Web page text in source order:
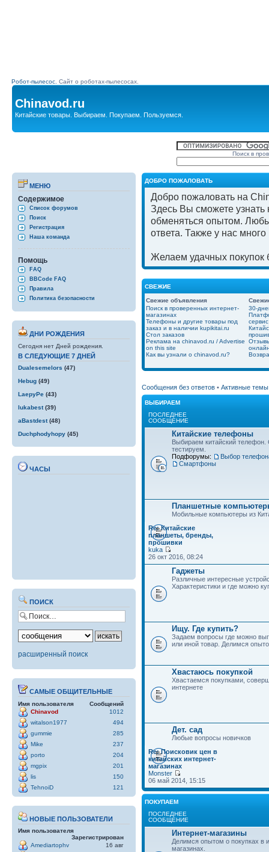
Робот-пылесос. Сайт о роботах-пылесосах.
Chinavod.ru
Китайские товары. Выбираем. Покупаем. Пользуемся.
Поиск в
МЕНЮ
Содержимое
Список форумов
Поиск
Регистрация
Наша команда
Помощь
FAQ
BBCode FAQ
Правила
Политика безопасности
ДНИ РОЖДЕНИЯ
Сегодня нет Дней рождения.
В СЛЕДУЮЩИЕ 7 ДНЕЙ
Dualesemelors (47)
Hebug (49)
LaepyPe (43)
lukabest(39)
aBastdest(48)
Duchphodyhopy (45)
ЧАСЫ
ПОИСК
расширенный поиск
САМЫЕ ОБЩИТЕЛЬНЫЕ
Имя пользователя
Сообщений
Chinavod
1012
witalson1977
494
gummie
285
Mike
237
porto
204
mgpix
201
lis
150
TehnoiD
121
НОВЫЕ ПОЛЬЗОВАТЕЛИ
Имя пользователя
Зарегистрирован
Amediartophv
16 авг
ДОБРО ПОЖАЛОВАТЬ
Добро пожаловать на
Здесь Вы сможете узнать
обменяться опытом.
ответа. Также у нас
Желаем удачных покупок
СВЕЖИЕ
Свежие объявления
Поиск в проверенных интернет-
магазинах
Телефоны и другие товары под
заказ и в наличии kupikitai.ru
Стол заказов
Реклама на chinavod.ru / Advertise
on this site
Как вы узнали о chinavod.ru?
30-
Сообщения без ответов • Активные темы
ВЫБИРАЕМ
ПОСЛЕДНЕЕ
СООБЩЕНИЕ
Китайские телефоны
Выбираем китайский телефон.
тестируем.
Подфорумы:
Выбор
Смартфоны
Планшетные
Мобильные компьютеры из
Re: Китайские
планшеты, бренды,
прошивки
kuka
26 окт 2016, 08:24
Гаджеты
Различные интересные
Характеристики и где можно
Ищу. Где купить?
Задаем вопросы где можно
или иной товар. Делимся
Хвастаюсь покупкой
Хвастаемся покупками,
интернете
Дет. сад
Любые вопросы новичков
Re: Поисковик цен в
китайских интернет-
магазинах
Monster
06 май 2014, 15:15
ПОКУПАЕМ
ПОСЛЕДНЕЕ
СООБЩЕНИЕ
Интернет-магазины
Делимся опытом о покупках в
магазинах.